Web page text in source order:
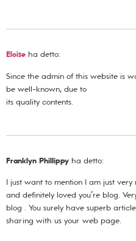
Eloise ha detto:
Since the admin of this website is
be well-known, due to
its quality contents.
Franklyn Phillippy ha detto:
I just want to mention I am just
and definitely loved you’re blog.
blog . You surely have superb
sharing with us your web page.